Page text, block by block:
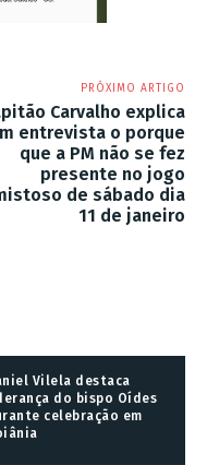
PRÓXIMO ARTIGO
Carvalho explica
entrevista o porque
que a PM não se fez
presente no jogo
de sábado dia
11 de janeiro
Vilela destaca
do bispo Oídes
celebração em